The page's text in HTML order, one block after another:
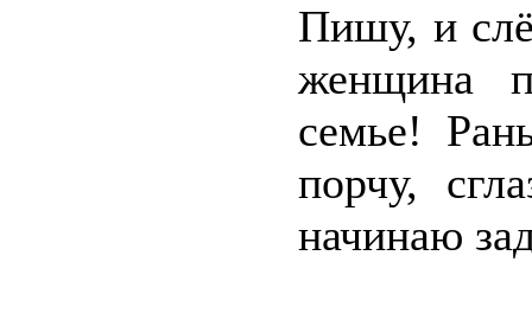
Пишу, и
женщина
семье!
порчу,
начинаю